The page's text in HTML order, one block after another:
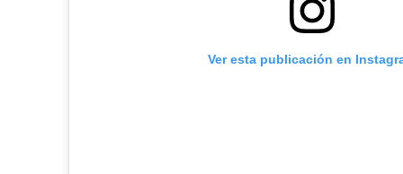
Ver esta publicación en